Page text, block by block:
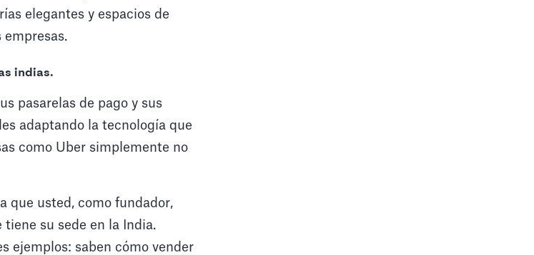
elegantes y espacios de
empresas.
indias.
pasarelas de pago y sus
adaptando la tecnología que
como Uber simplemente no
que usted, como fundador,
su sede en la India.
ejemplos: saben cómo vender